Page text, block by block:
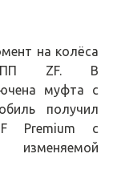
на колёса
АКПП ZF. В
муфта с
получил
Premium с
изменяемой